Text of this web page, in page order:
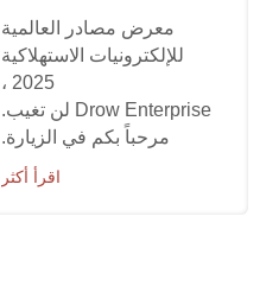
معرض مصادر العالمية
للإلكترونيات الاستهلاكية
2025 ،
Drow Enterprise لن تغيب.
مرحباً بكم في الزيارة.
اقرأ أكثر